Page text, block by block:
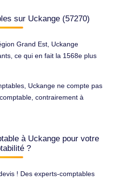
sur Uckange (57270)
Grand Est, Uckange
ce qui en fait la 1568e plus
Uckange ne compte pas
contrairement à
à Uckange pour votre
?
! Des experts-comptables